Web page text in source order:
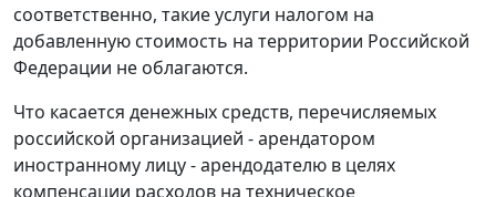
соответственно, такие услуги налогом на
добавленную стоимость на территории Российской
Федерации не облагаются.
Что касается денежных средств, перечисляемых
российской организацией - арендатором
иностранному лицу - арендодателю в целях
компенсации расходов на техническое